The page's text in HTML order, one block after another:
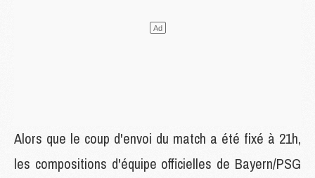
Alors que le coup d'envoi du match a été fixé à 21h,
les compositions d'équipe officielles de Bayern/PSG